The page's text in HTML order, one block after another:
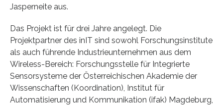
Jasperneite aus.
Das Projekt ist für drei Jahre angelegt. Die
Projektpartner des inIT sind sowohl Forschungsinstitute
als auch führende Industrieunternehmen aus dem
Wireless-Bereich: Forschungsstelle für Integrierte
Sensorsysteme der Österreichischen Akademie der
Wissenschaften (Koordination), Institut für
Automatisierung und Kommunikation (ifak) Magdeburg,